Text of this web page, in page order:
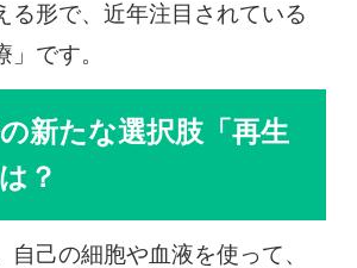
る形で、近年注目されている
です。
新たな選択肢「再生
？
自己の細胞や血液を使って、